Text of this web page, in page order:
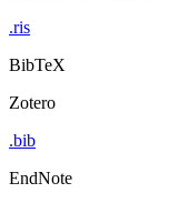
.ris
BibTeX
Zotero
.bib
EndNote